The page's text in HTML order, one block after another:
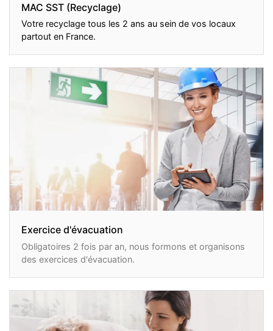
MAC SST (Recyclage)
Votre recyclage tous les 2 ans au sein de vos locaux
partout en France.
Exercice d'évacuation
Obligatoires 2 fois par an, nous formons et organisons
des exercices d'évacuation.